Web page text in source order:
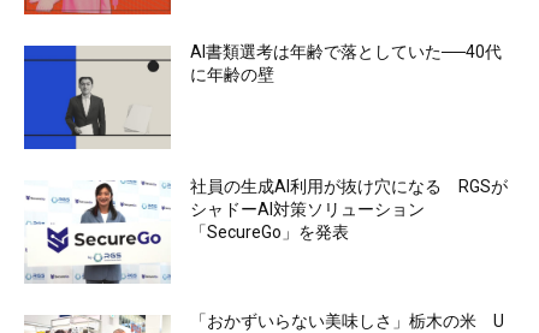
AI書類選考は年齢で落としていた──40代
に年齢の壁
社員の生成AI利用が抜け穴になる RGSが
シャドーAI対策ソリューション
「SecureGo」を発表
「おかずいらない美味しさ」栃木の米 U